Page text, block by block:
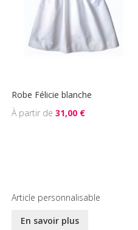
Robe Félicie blanche
31,00 €
Article personnalisable
En savoir plus